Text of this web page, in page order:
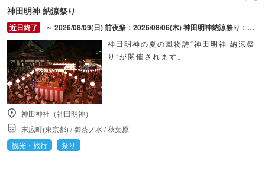
神田明神 納涼祭り
～ 2026/08/09(日) 前夜祭：2026/08/06(木) 神田明神納涼祭り：2026/08/07(金) ～ 2026/08/09(日)
神田明神の夏の風物詩“神田明神 納涼祭
り”が開催されます。
神田神社（神田明神）
末広町(東京都) /御茶ノ水 /秋葉原
観光・旅行
祭り